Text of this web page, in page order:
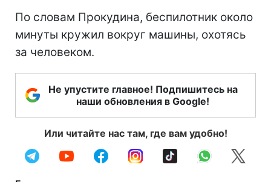
По словам Прокудина, беспилотник около
минуты кружил вокруг машины, охотясь
за человеком.
Не упустите главное! Подпишитесь на
наши обновления в Google!
Или читайте нас там, где вам удобно!